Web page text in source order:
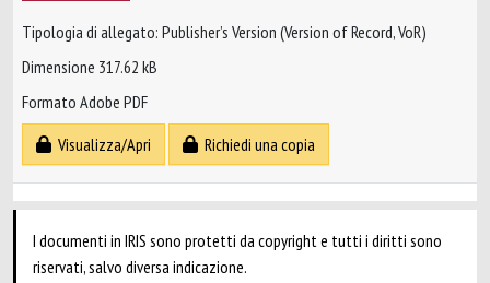
Tipologia di allegato: Publisher’s Version (Version of Record, VoR)
Dimensione 317.62 kB
Formato Adobe PDF
Visualizza/Apri
Richiedi una copia
I documenti in IRIS sono protetti da copyright e tutti i diritti sono
riservati, salvo diversa indicazione.